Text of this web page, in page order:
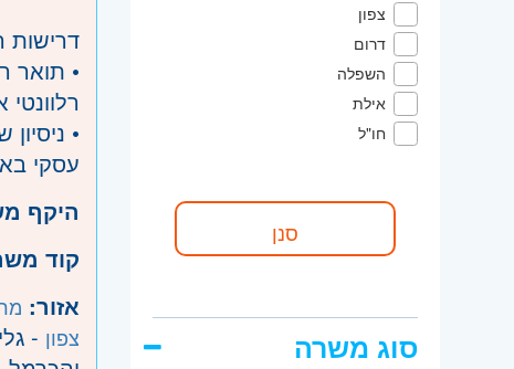
צפון
דרום
השפלה
אילת
חו"ל
סוג משרה
דרישות
• תואר
עסקי
היקף
קוד
אזור:
צפון -